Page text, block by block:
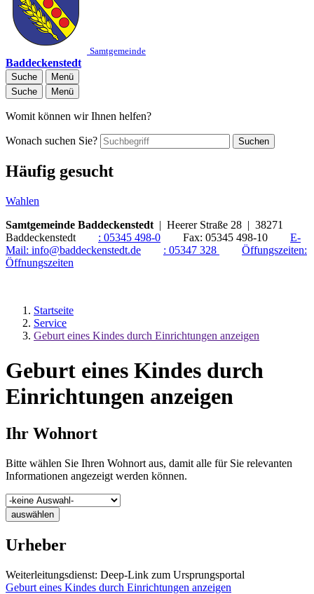
Samtgemeinde
Baddeckenstedt
Suche
Menü
Suche
Menü
Womit können wir Ihnen helfen?
Wonach suchen Sie? Suchen
Häufig gesucht
Wahlen
Samtgemeinde Baddeckenstedt | Heerer Straße 28 | 38271
Baddeckenstedt : 05345 498-0 Fax: 05345 498-10
E-
Mail: info@baddeckenstedt.de : 05347 328
Öffungszeiten:
Öffnungszeiten
Startseite
Service
Geburt eines Kindes durch Einrichtungen anzeigen
Geburt eines Kindes durch
Einrichtungen anzeigen
Ihr Wohnort
Bitte wählen Sie Ihren Wohnort aus, damit alle für Sie relevanten
Informationen angezeigt werden können.
auswählen
Urheber
Weiterleitungsdienst: Deep-Link zum Ursprungsportal
Geburt eines Kindes durch Einrichtungen anzeigen